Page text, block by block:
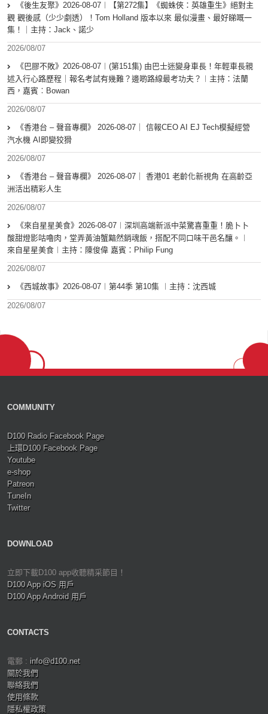
《後生友聚》2026-08-07︱【第272集】《蜘蛛俠：英雄重生》絕對主
觀 觀後感（少少劇透）！Tom Holland 版本以來 最似漫畫、最好睇嘅一
集！｜主持：Jack、諾少
2026/08/07
《巴膠不敗》2026-08-07︱(第151集) 由巴士迷變身車長！年輕車長親
述入行心路歷程｜報名考試有幾難？邊啲路線最考功夫？︱主持：法蘭
西，嘉賓︰Bowan
2026/08/07
《香港台 – 聲音專欄》 2026-08-07｜ 信報CEO AI EJ Tech模擬經營
汽水機 AI即變狡猾
2026/08/07
《香港台 – 聲音專欄》 2026-08-07｜ 香港01 老齡化新視角 在高齡亞
洲活出精彩人生
2026/08/07
《來自星星美食》2026-08-07︱深圳高端新派中菜驚喜重重！脆卜卜
酸甜燈影咕嚕肉，堂弄黃油蟹黯然銷魂飯，搭配不同口味干邑名釀。︱
來自星星美食︱主持：陳俊偉 嘉賓：Philip Fung
2026/08/07
《西城故事》2026-08-07︱第44季 第10集 ︱主持：沈西城
2026/08/07
COMMUNITY
D100 Radio Facebook Page
上環D100 Facebook Page
Youtube
e-shop
Patreon
TuneIn
Twitter
DOWNLOAD
立即下載D100 app收聽精采節目！
D100 App iOS 用戶
D100 App Android 用戶
CONTACTS
電郵 : info@d100.net
關於我們
聯絡我們
使用條款
隱私權政策